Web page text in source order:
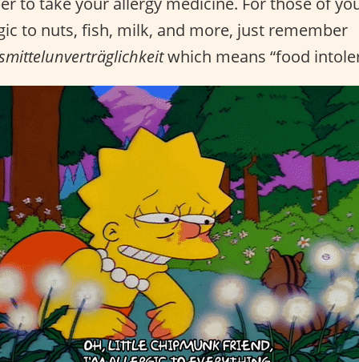
to nuts, fish, milk, and more, just remember
which means “food